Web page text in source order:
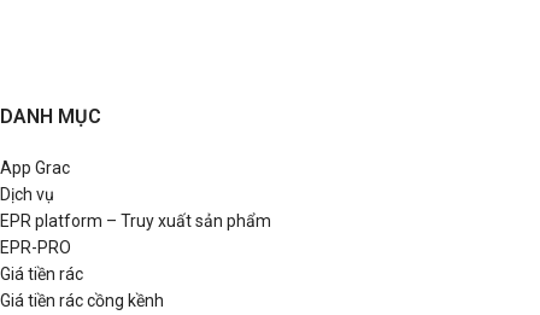
DANH MỤC
App Grac
Dịch vụ
EPR platform – Truy xuất sản phẩm
EPR-PRO
Giá tiền rác
Giá tiền rác cồng kềnh